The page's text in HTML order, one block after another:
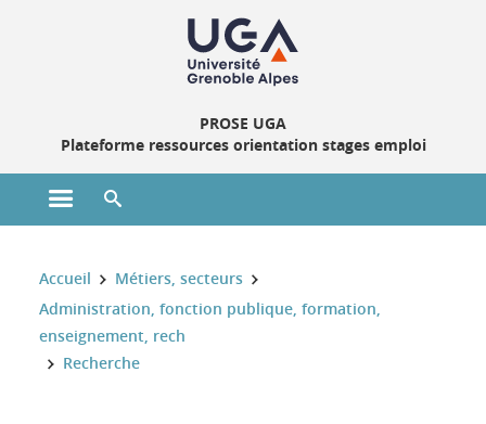
PROSE UGA
Plateforme ressources orientation stages emploi
Ouvrir le menu principal
Vous êtes ici :
Accueil
Métiers, secteurs
Administration, fonction publique, formation,
enseignement, rech
Recherche